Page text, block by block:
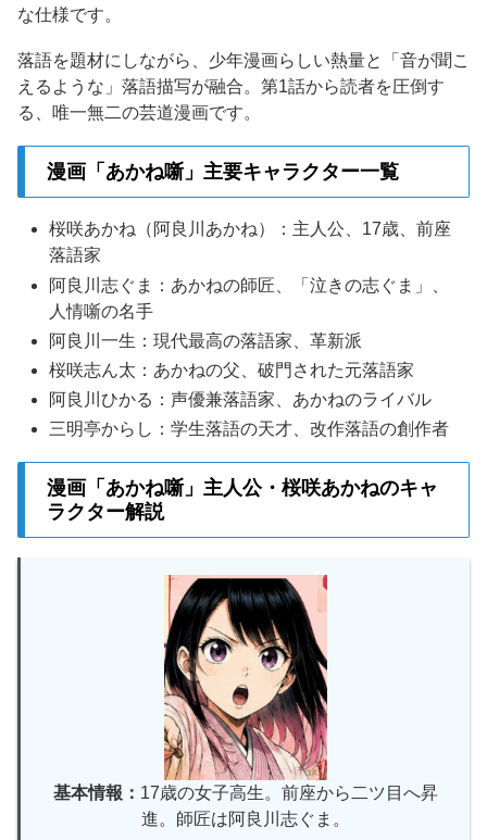
な仕様です。
落語を題材にしながら、少年漫画らしい熱量と「音が聞こ
えるような」落語描写が融合。第1話から読者を圧倒す
る、唯一無二の芸道漫画です。
漫画「あかね噺」主要キャラクター一覧
桜咲あかね（阿良川あかね）：主人公、17歳、前座
落語家
阿良川志ぐま：あかねの師匠、「泣きの志ぐま」、
人情噺の名手
阿良川一生：現代最高の落語家、革新派
桜咲志ん太：あかねの父、破門された元落語家
阿良川ひかる：声優兼落語家、あかねのライバル
三明亭からし：学生落語の天才、改作落語の創作者
漫画「あかね噺」主人公・桜咲あかねのキャ
ラクター解説
基本情報： 17歳の女子高生。前座から二ツ目へ昇
進。師匠は阿良川志ぐま。